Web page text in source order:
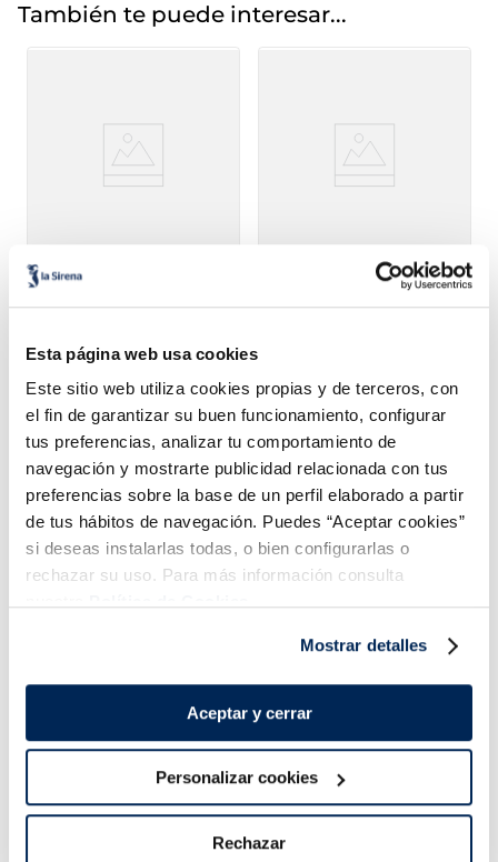
Esta página web usa cookies
Este sitio web utiliza cookies propias y de terceros, con
el fin de garantizar su buen funcionamiento, configurar
tus preferencias, analizar tu comportamiento de
navegación y mostrarte publicidad relacionada con tus
preferencias sobre la base de un perfil elaborado a partir
de tus hábitos de navegación. Puedes “Aceptar cookies”
si deseas instalarlas todas, o bien configurarlas o
rechazar su uso. Para más información consulta
Mostrar detalles
Aceptar y cerrar
Personalizar cookies
Rechazar
También te puede interesar...
Polo sabor limón sin
azúcares añadidos
Sin azucares añadidos
3,49 € Caja 6 u 420 ml
Añadir
Polo sorbete de
horchata de chufa
2,99 € Caja 6 u 360 ml
Añadir
¡Combínalo y hazte un menú de 10!
Premium